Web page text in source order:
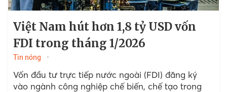
Việt Nam hút hơn 1,8 tỷ USD vốn
FDI trong tháng 1/2026
Tin nóng
Vốn đầu tư trực tiếp nước ngoài (FDI) đăng ký
vào ngành công nghiệp chế biến, chế tạo trong